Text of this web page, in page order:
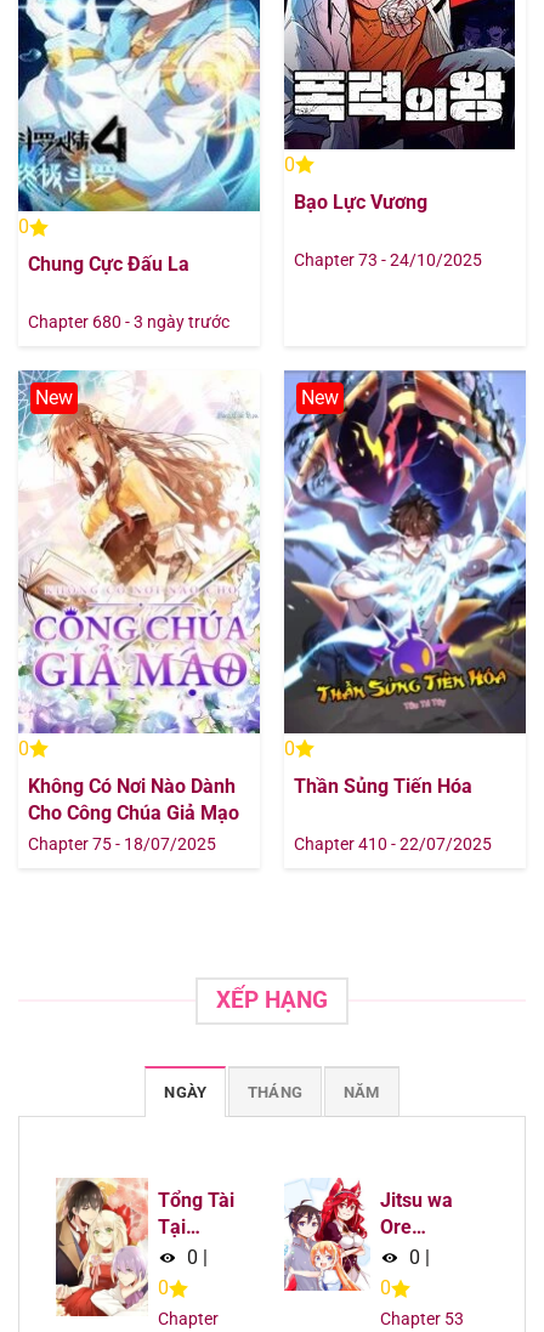
Chapter 122 09/08/2025
Chapter 121 09/08/2025
Chapter 120
Chapter 116 09/08/2025
Chapter 115 09/08/2025
Chapter 114.1 09/08/2025
Chapter 114 09/08/2025
Chapter 113.3 09/08/2025
Chapter 113.2 09/08/2025
Chapter 113.1 09/08/2025
Chapter 113
Chapter 107 09/08/2025
Chapter 106 09/08/2025
0
Chung Cực Đấu La
Chapter 680 - 3 ngày trước
0
Bạo Lực Vương
Chapter 73 - 24/10/2025
New
0
Không Có Nơi Nào Dành
Cho Công Chúa Giả Mạo
Chapter 75 - 18/07/2025
New
0
Thần Sủng Tiến Hóa
Chapter 410 - 22/07/2025
XẾP HẠNG
NGÀY THÁNG NĂM
Tổng Tài
Tại
Thượng
0
0
Chapter
Jitsu wa
Ore
Saikyou
deshita?
0
0
Chapter 53